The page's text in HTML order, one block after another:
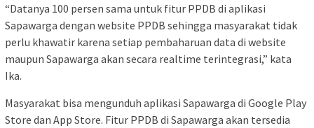
“Datanya 100 persen sama untuk fitur PPDB di aplikasi
Sapawarga dengan website PPDB sehingga masyarakat tidak
perlu khawatir karena setiap pembaharuan data di website
maupun Sapawarga akan secara realtime terintegrasi,” kata
Ika.
Masyarakat bisa mengunduh aplikasi Sapawarga di Google Play
Store dan App Store. Fitur PPDB di Sapawarga akan tersedia